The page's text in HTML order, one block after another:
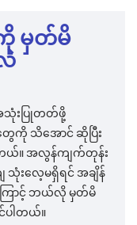
ကို မှတ်မိ
သုံးပြုတတ်ဖို့
ကို သိအောင် ဆိုပြီး
။ အလွန်ကျက်တုန်း
သုံးလေ့မရှိရင် အချိန်
ြောင့် ဘယ်လို မှတ်မိ
ပါတယ်။